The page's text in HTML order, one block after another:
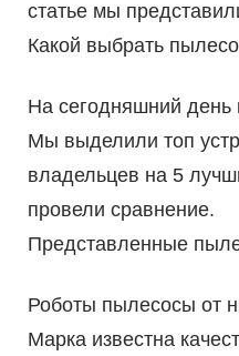
статье мы
Какой выбрать
На сегодняшний день
Мы выделили топ
владельцев на 5
провели сравнение.
Представленные
Роботы пылесосы от
Марка известна